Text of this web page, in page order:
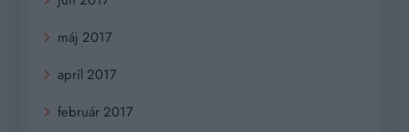
máj 2017
apríl 2017
február 2017